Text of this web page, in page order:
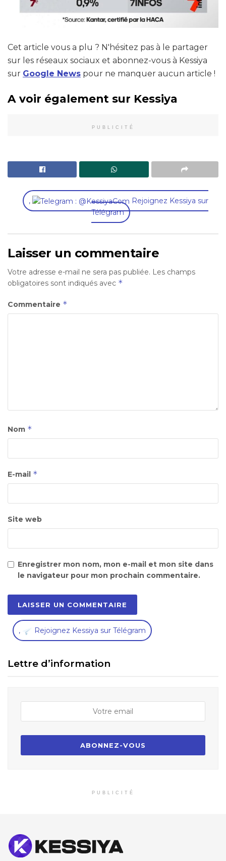
Cet article vous a plu ? N'hésitez pas à le partager
sur les réseaux sociaux et abonnez-vous à Kessiya
sur Google News pour ne manquer aucun article !
A voir également sur Kessiya
PUBLICITÉ
,
Rejoignez Kessiya sur
Télégram
Laisser un commentaire
Votre adresse e-mail ne sera pas publiée. Les champs
obligatoires sont indiqués avec *
Commentaire *
Nom *
E-mail *
Site web
Enregistrer mon nom, mon e-mail et mon site dans
le navigateur pour mon prochain commentaire.
, Rejoignez Kessiya sur Télégram
Lettre d’information
PUBLICITÉ